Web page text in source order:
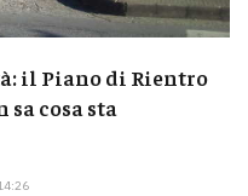
il Piano di Rientro
cosa sta